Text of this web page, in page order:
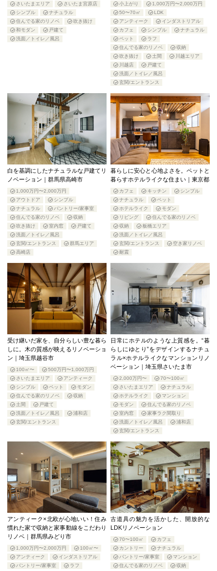
さいたまエリア
さいたま宮原店
シンプル
ナチュラル
住んでる家のリノベ
吹き抜け
和モダン
戸建て
洗面／トイレ／風呂
小上がり
1,000万円〜2,000万円
50〜70㎡
LDK
アンティーク
インダストリアル
カフェ
シンプル
ナチュラル
ペット
ラフ
住んでる家のリノベ
収納
吹き抜け
土間
川越エリア
川越店
戸建て
洗面／トイレ／風呂
玄関/エントランス
白を基調にしたナチュラルな戸建てリ
ノベーション｜群馬県高崎市
1,000万円〜2,000万円
アウトドア
シンプル
ナチュラル
パントリー/家事室
住んでる家のリノベ
収納
吹き抜け
室内窓
戸建て
洗面／トイレ／風呂
玄関/エントランス
群馬エリア
高崎店
暮らしに安心と心地よさを。ペットと
暮らすホテルライクな住まい｜東京都
カフェ キッチン
シンプル
ナチュラル
ペット
ホテルライク
モダン
リビング
住んでる家のリノベ
収納
板橋エリア
洗面／トイレ／風呂
玄関/エントランス
空き家リノベ
耐震
受け継いだ家を、自分らしい豊な暮ら
しに。木の質感が映えるリノベーショ
ン｜埼玉県越谷市
100㎡〜
500万円〜1,000万円
さいたまエリア
アンティーク
シンプル
ペット
モダン
住んでる家のリノベ
収納
土間
戸建て
洗面／トイレ／風呂
浦和店
玄関/エントランス
日常にホテルのような上質感を。“暮
らしにゆとり”をデザインするナチュ
ラル×ホテルライクなマンションリノ
ベーション｜埼玉県さいたま市
2,000万円〜
70〜100㎡
さいたまエリア
ナチュラル
ホテルライク
マンション
モダン
住んでる家のリノベ
室内窓
家事ラク間取り
洗面／トイレ／風呂
浦和店
玄関/エントランス
アンティーク×北欧が心地いい！住み
慣れた家で収納と家事動線をこだわり
リノベ｜群馬県みどり市
1,000万円〜2,000万円
100㎡〜
アンティーク
インダストリアル
パントリー/家事室
ラフ
古道具の魅力を活かした、開放的な
LDKリノベーション
70〜100㎡
カフェ
カントリー
ナチュラル
パントリー/家事室
マンション
住んでる家のリノベ
収納